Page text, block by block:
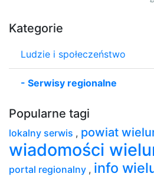
Kategorie
Ludzie i społeczeństwo
- Serwisy regionalne
Popularne tagi
lokalny serwis , powiat
wiadomości
portal regionalny , info